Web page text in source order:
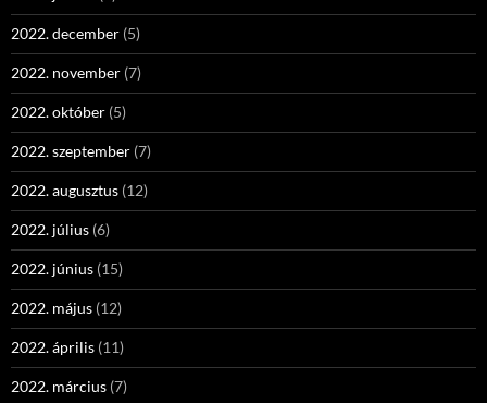
2022. december (5)
2022. november (7)
2022. október (5)
2022. szeptember (7)
2022. augusztus (12)
2022. július (6)
2022. június (15)
2022. május (12)
2022. április (11)
2022. március (7)